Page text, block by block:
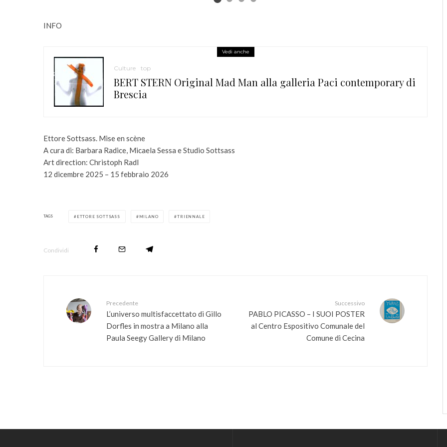
INFO
Vedi anche
Culture top
BERT STERN Original Mad Man alla galleria Paci contemporary di
Brescia
Ettore Sottsass. Mise en scène
A cura di: Barbara Radice, Micaela Sessa e Studio Sottsass
Art direction: Christoph Radl
12 dicembre 2025 – 15 febbraio 2026
TAGS ETTORE SOTTSASS MILANO TRIENNALE
Condividi
Precedente
L’universo multisfaccettato di Gillo
Dorfles in mostra a Milano alla
Paula Seegy Gallery di Milano
Successivo
PABLO PICASSO – I SUOI POSTER
al Centro Espositivo Comunale del
Comune di Cecina